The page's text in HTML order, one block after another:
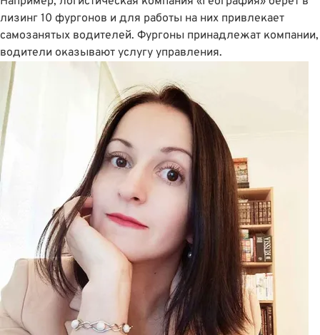
лизинг 10 фургонов и для работы на них привлекает
самозанятых водителей. Фургоны принадлежат компании,
водители оказывают услугу управления.